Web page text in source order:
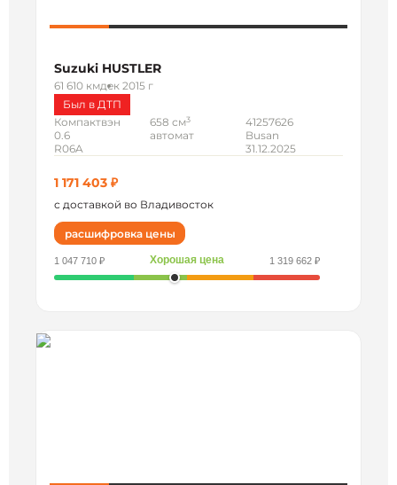
Suzuki HUSTLER
61 610 кмдек 2015 г
Был в ДТП
Компактвэн
0.6
R06A
658 см3
автомат
41257626
Busan
31.12.2025
1 171 403 ₽
с доставкой во Владивосток
расшифровка цены
1 047 710 ₽ Хорошая цена 1 319 662 ₽